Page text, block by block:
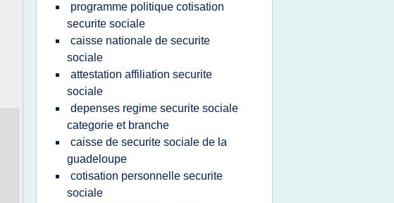
programme politique cotisation
securite sociale
caisse nationale de securite
sociale
attestation affiliation securite
sociale
depenses regime securite sociale
categorie et branche
caisse de securite sociale de la
guadeloupe
cotisation personnelle securite
sociale